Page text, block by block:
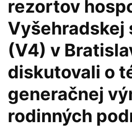
rezortov
Vyšehradskej
(V4) v
diskutovali o
generačnej
rodinných